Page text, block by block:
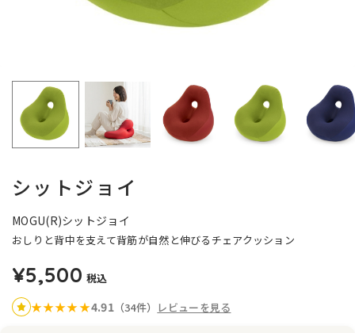
シットジョイ
MOGU(R)シットジョイ
おしりと背中を支えて背筋が自然と伸びるチェアクッション
¥5,500 税込
★★★★★4.91（34件） レビューを見る